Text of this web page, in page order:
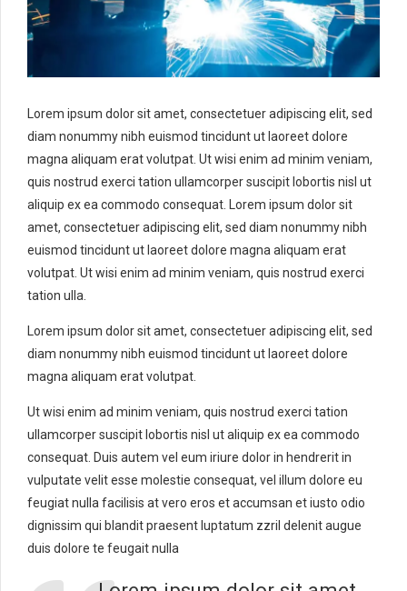
Lorem ipsum dolor sit amet, consectetuer adipiscing elit, sed
diam nonummy nibh euismod tincidunt ut laoreet dolore
magna aliquam erat volutpat. Ut wisi enim ad minim veniam,
quis nostrud exerci tation ullamcorper suscipit lobortis nisl ut
aliquip ex ea commodo consequat. Lorem ipsum dolor sit
amet, consectetuer adipiscing elit, sed diam nonummy nibh
euismod tincidunt ut laoreet dolore magna aliquam erat
volutpat. Ut wisi enim ad minim veniam, quis nostrud exerci
tation ulla.
Lorem ipsum dolor sit amet, consectetuer adipiscing elit, sed
diam nonummy nibh euismod tincidunt ut laoreet dolore
magna aliquam erat volutpat.
Ut wisi enim ad minim veniam, quis nostrud exerci tation
ullamcorper suscipit lobortis nisl ut aliquip ex ea commodo
consequat. Duis autem vel eum iriure dolor in hendrerit in
vulputate velit esse molestie consequat, vel illum dolore eu
feugiat nulla facilisis at vero eros et accumsan et iusto odio
dignissim qui blandit praesent luptatum zzril delenit augue
duis dolore te feugait nulla